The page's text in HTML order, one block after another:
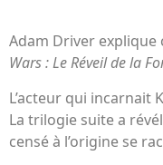
Adam Driver
Wars : Le Réveil de la
L’acteur qui incarnait
La trilogie suite a
censé à l’origine se